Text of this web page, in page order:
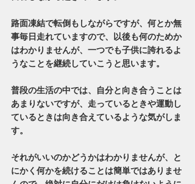
路面凍結で転倒もしながらですが、何とか無
事毎日走れていますので、以後も何のためか
はわかりませんが、一つでも子供に誇れるよ
うなことを継続していこうと思います。
普段の生活の中では、自分と向き合うことは
あまりないですが、走っているときや運動し
ているときは向き合えているような気がしま
す。
それがいいのかどうかはわかりませんが、と
にかく何かを続けることは簡単ではありませ